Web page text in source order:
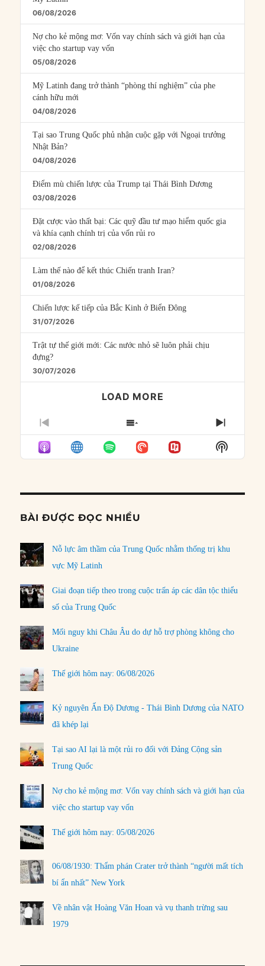
06/08/2026
Nợ cho kẻ mộng mơ: Vốn vay chính sách và giới hạn của
việc cho startup vay vốn
05/08/2026
Mỹ Latinh đang trở thành “phòng thí nghiệm” của phe
cánh hữu mới
04/08/2026
Tại sao Trung Quốc phủ nhận cuộc gặp với Ngoại trưởng
Nhật Bản?
04/08/2026
Điểm mù chiến lược của Trump tại Thái Bình Dương
03/08/2026
Đặt cược vào thất bại: Các quỹ đầu tư mạo hiểm quốc gia
và khía cạnh chính trị của vốn rủi ro
02/08/2026
Làm thế nào để kết thúc Chiến tranh Iran?
01/08/2026
Chiến lược kế tiếp của Bắc Kinh ở Biển Đông
31/07/2026
Trật tự thế giới mới: Các nước nhỏ sẽ luôn phải chịu
đựng?
30/07/2026
LOAD MORE
PREVIOUS
EPISODE
SHOW
EPISODES
LIST
NEXT
Show
Podcast
BÀI ĐƯỢC ĐỌC NHIỀU
Nỗ lực âm thầm của Trung Quốc nhằm thống trị khu
vực Mỹ Latinh
Giai đoạn tiếp theo trong cuộc trấn áp các dân tộc thiểu
số của Trung Quốc
Mối nguy khi Châu Âu do dự hỗ trợ phòng không cho
Ukraine
Thế giới hôm nay: 06/08/2026
Kỷ nguyên Ấn Độ Dương - Thái Bình Dương của NATO
đã khép lại
Tại sao AI lại là một rủi ro đối với Đảng Cộng sản
Trung Quốc
Nợ cho kẻ mộng mơ: Vốn vay chính sách và giới hạn của
việc cho startup vay vốn
Thế giới hôm nay: 05/08/2026
06/08/1930: Thẩm phán Crater trở thành “người mất tích
bí ẩn nhất” New York
Về nhân vật Hoàng Văn Hoan và vụ thanh trừng sau
1979